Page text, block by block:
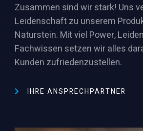
Zusammen sind wir stark! Uns
Leidenschaft zu unserem
Naturstein. Mit viel Power,
Fachwissen setzen wir alles
Kunden zufriedenzustellen.
IHRE ANSPRECHPARTNER